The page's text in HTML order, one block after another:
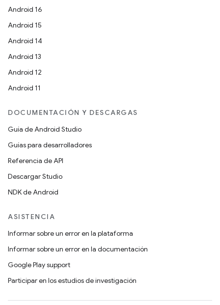
Android 16
Android 15
Android 14
Android 13
Android 12
Android 11
DOCUMENTACIÓN Y DESCARGAS
Guía de Android Studio
Guías para desarrolladores
Referencia de API
Descargar Studio
NDK de Android
ASISTENCIA
Informar sobre un error en la plataforma
Informar sobre un error en la documentación
Google Play support
Participar en los estudios de investigación